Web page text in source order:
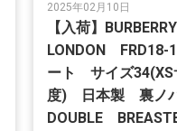
2025年02月10日
【入荷】
LONDON
ート サイズ34(XS
度) 日本製 裏ノ
DOUBLE